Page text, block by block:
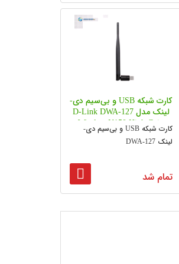
کارت شبکه USB و بی‌سیم دی-
لینک مدل D-Link DWA-127
Wireless N150 High Gain
USB Adapter
کارت شبکه USB و بی‌سیم دی-
لینک DWA-127
تمام شد